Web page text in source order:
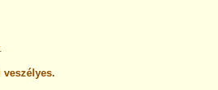
veszélyes.